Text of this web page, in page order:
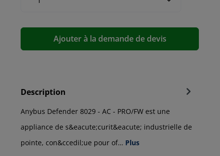
Ajouter à la demande de devis
Description
Anybus Defender 8029 - AC - PRO/FW est une
appliance de s&eacute;curit&eacute; industrielle de
pointe, con&ccedil;ue pour of… Plus